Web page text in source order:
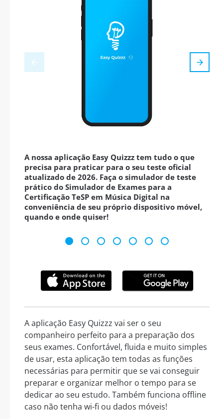
A nossa aplicação Easy Quizzz tem tudo o que
precisa para praticar para o seu teste oficial
atualizado de 2026. Faça o simulador de teste
prático do Simulador de Exames para a
Certificação TeSP em Música Digital na
conveniência de seu próprio dispositivo móvel,
quando e onde quiser!
A aplicação Easy Quizzz vai ser o seu
companheiro perfeito para a preparação dos
seus exames. Confortável, fluida e muito simples
de usar, esta aplicação tem todas as funções
necessárias para permitir que se vai conseguir
preparar e organizar melhor o tempo para se
dedicar ao seu estudo. Também funciona offline
caso não tenha wi-fi ou dados móveis!